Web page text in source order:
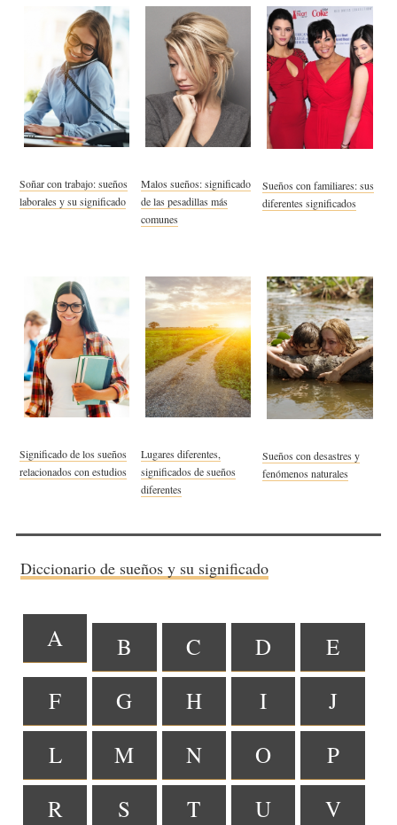
Soñar con trabajo: sueños
laborales y su significado
Malos sueños: significado
de las pesadillas más
comunes
Sueños con familiares: sus
diferentes significados
Significado de los sueños
relacionados con estudios
Lugares diferentes,
significados de sueños
diferentes
Sueños con desastres y
fenómenos naturales
Diccionario de sueños y su significado
A B C D
E
F
G H I
J
L
M N O
P
R
S T U
V